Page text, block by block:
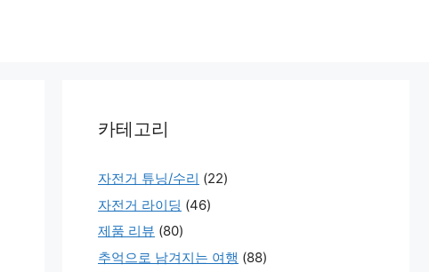
카테고리
자전거 튜닝/수리 (22)
자전거 라이딩 (46)
제품 리뷰 (80)
추억으로 남겨지는 여행 (88)